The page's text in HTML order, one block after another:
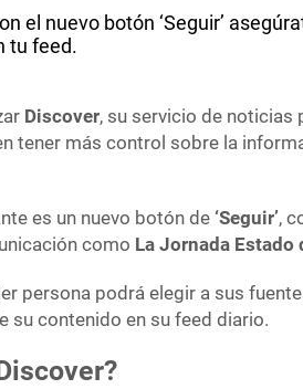
el nuevo botón ‘Seguir’
tu feed.
Discover, su servicio de noticias
tener más control sobre la
es un nuevo botón de ‘Seguir’,
como La Jornada Estado
persona podrá elegir a sus
su contenido en su feed diario.